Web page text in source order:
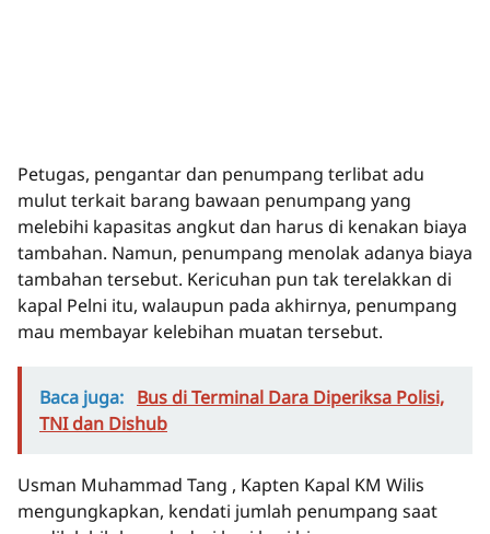
Petugas, pengantar dan penumpang terlibat adu
mulut terkait barang bawaan penumpang yang
melebihi kapasitas angkut dan harus di kenakan biaya
tambahan. Namun, penumpang menolak adanya biaya
tambahan tersebut. Kericuhan pun tak terelakkan di
kapal Pelni itu, walaupun pada akhirnya, penumpang
mau membayar kelebihan muatan tersebut.
Baca juga: Bus di Terminal Dara Diperiksa Polisi,
TNI dan Dishub
Usman Muhammad Tang , Kapten Kapal KM Wilis
mengungkapkan, kendati jumlah penumpang saat